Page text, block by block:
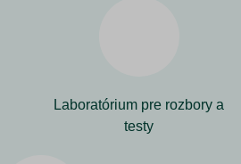
Laboratórium pre rozbory a
testy